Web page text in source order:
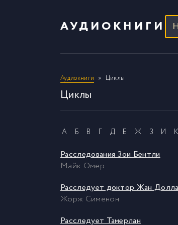
АУДИОКНИГИ
Аудиокниги Циклы
Циклы
А Б В Г Д Е Ж З И К
Расследования Зои Бентли
Майк Омер
Расследует доктор Жан
Жорж Сименон
Расследует Тамерлан